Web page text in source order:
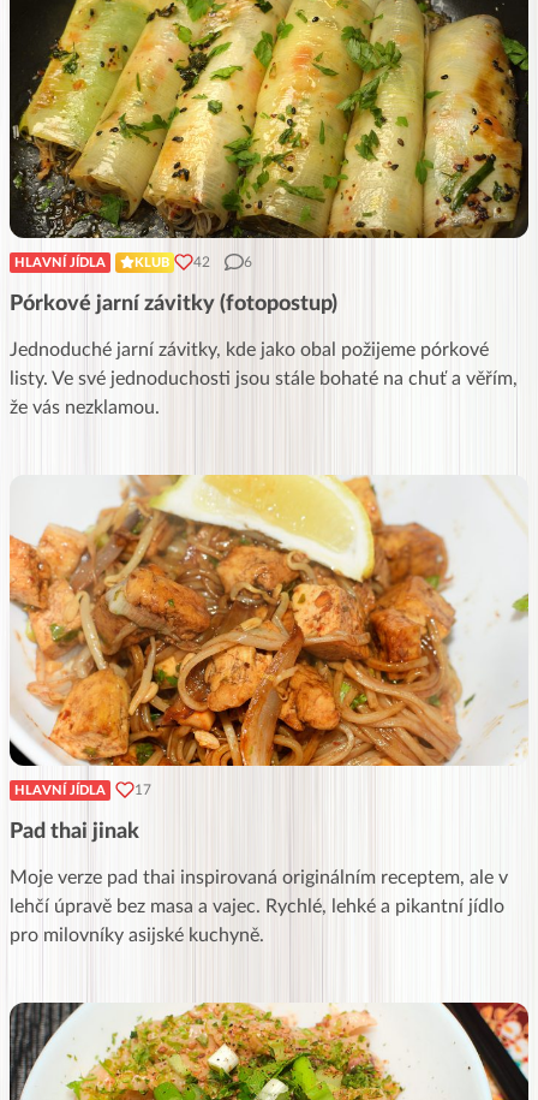
HLAVNÍ JÍDLA KLUB 42 6
Pórkové jarní závitky (fotopostup)
Jednoduché jarní závitky, kde jako obal požijeme pórkové
listy. Ve své jednoduchosti jsou stále bohaté na chuť a věřím,
že vás nezklamou.
HLAVNÍ JÍDLA 17
Pad thai jinak
Moje verze pad thai inspirovaná originálním receptem, ale v
lehčí úpravě bez masa a vajec. Rychlé, lehké a pikantní jídlo
pro milovníky asijské kuchyně.